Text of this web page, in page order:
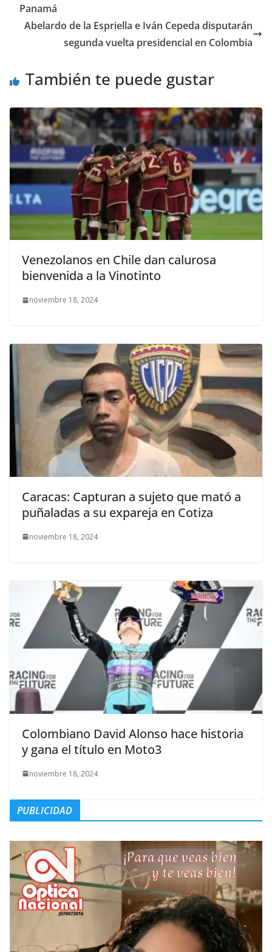
Panamá
Abelardo de la Espriella e Iván Cepeda disputarán
segunda vuelta presidencial en Colombia
También te puede gustar
Venezolanos en Chile dan calurosa
bienvenida a la Vinotinto
noviembre 18, 2024
Caracas: Capturan a sujeto que mató a
puñaladas a su expareja en Cotiza
noviembre 18, 2024
Colombiano David Alonso hace historia
y gana el título en Moto3
noviembre 18, 2024
PUBLICIDAD